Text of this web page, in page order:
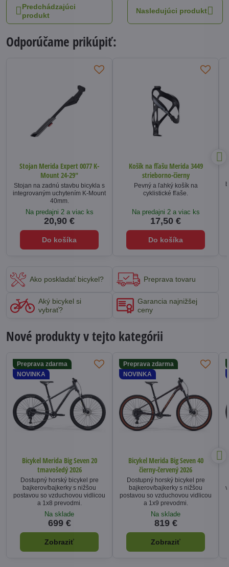
Predchádzajúci
produkt
Nasledujúci produkt
Odporúčame prikúpiť:
Stojan Merida Expert 0077 K-
Mount 24-29"
Stojan na zadnú stavbu bicykla s
integrovaným uchytením K-Mount
40mm.
Na predajni 2 a viac ks
20,90 €
Do košíka
Košík na fľašu Merida 3449
strieborno-čierny
Pevný a ľahký košík na
cyklistické fľaše.
Na predajni 2 a viac ks
17,50 €
Do košíka
Ako poskladať bicykel? Preprava tovaru
Aký bicykel si
vybrať?
Garancia najnižšej
ceny
Nové produkty v tejto kategórii
Preprava zdarma
NOVINKA
Bicykel Merida Big Seven 20
tmavošedý 2026
Dostupný horský bicykel pre
bajkerov/bajkerky s nižšou
postavou so vzduchovou vidlicou
a 1x8 prevodmi.
Na sklade
699 €
Zobraziť
Preprava zdarma
NOVINKA
Bicykel Merida Big Seven 40
čierny-červený 2026
Dostupný horský bicykel pre
bajkerov/bajkerky s nižšou
postavou so vzduchovou vidlicou
a 1x9 prevodmi.
Na sklade
819 €
Zobraziť